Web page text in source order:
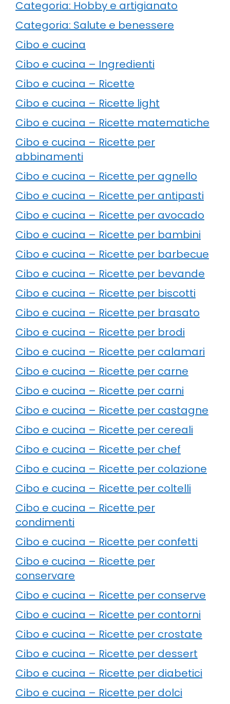
Categoria: Hobby e artigianato
Categoria: Salute e benessere
Cibo e cucina
Cibo e cucina – Ingredienti
Cibo e cucina – Ricette
Cibo e cucina – Ricette light
Cibo e cucina – Ricette matematiche
Cibo e cucina – Ricette per
abbinamenti
Cibo e cucina – Ricette per agnello
Cibo e cucina – Ricette per antipasti
Cibo e cucina – Ricette per avocado
Cibo e cucina – Ricette per bambini
Cibo e cucina – Ricette per barbecue
Cibo e cucina – Ricette per bevande
Cibo e cucina – Ricette per biscotti
Cibo e cucina – Ricette per brasato
Cibo e cucina – Ricette per brodi
Cibo e cucina – Ricette per calamari
Cibo e cucina – Ricette per carne
Cibo e cucina – Ricette per carni
Cibo e cucina – Ricette per castagne
Cibo e cucina – Ricette per cereali
Cibo e cucina – Ricette per chef
Cibo e cucina – Ricette per colazione
Cibo e cucina – Ricette per coltelli
Cibo e cucina – Ricette per
condimenti
Cibo e cucina – Ricette per confetti
Cibo e cucina – Ricette per
conservare
Cibo e cucina – Ricette per conserve
Cibo e cucina – Ricette per contorni
Cibo e cucina – Ricette per crostate
Cibo e cucina – Ricette per dessert
Cibo e cucina – Ricette per diabetici
Cibo e cucina – Ricette per dolci